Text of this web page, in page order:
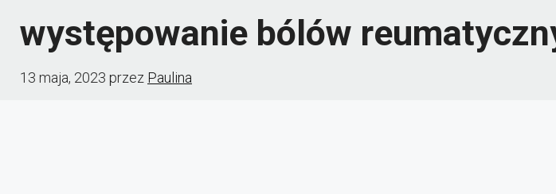
występowanie bólów
13 maja, 2023 przez Paulina